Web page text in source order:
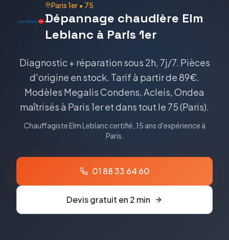
Paris 1er • 75
Dépannage chaudière Elm
Leblanc à Paris 1er
Diagnostic + réparation sous 2h, 7j/7. Pièces
d'origine en stock. Tarifà partir de 89€.
Modèles Megalis Condens, Acleis, Ondea
maîtrisés à Paris 1eret dans tout le 75(Paris).
ChauffagisteElm Leblanccertifié, 15 ans d'expérience à
Paris
01 88 33 64 60
Devis gratuit en 2 min